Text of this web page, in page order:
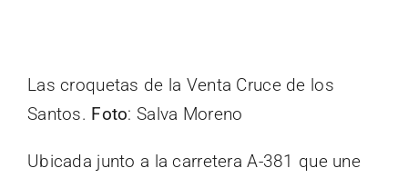
Las croquetas de la Venta Cruce de los
Santos. Foto: Salva Moreno
Ubicada junto a la carretera A-381 que une